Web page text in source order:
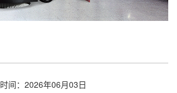
时间：2026年06月03日